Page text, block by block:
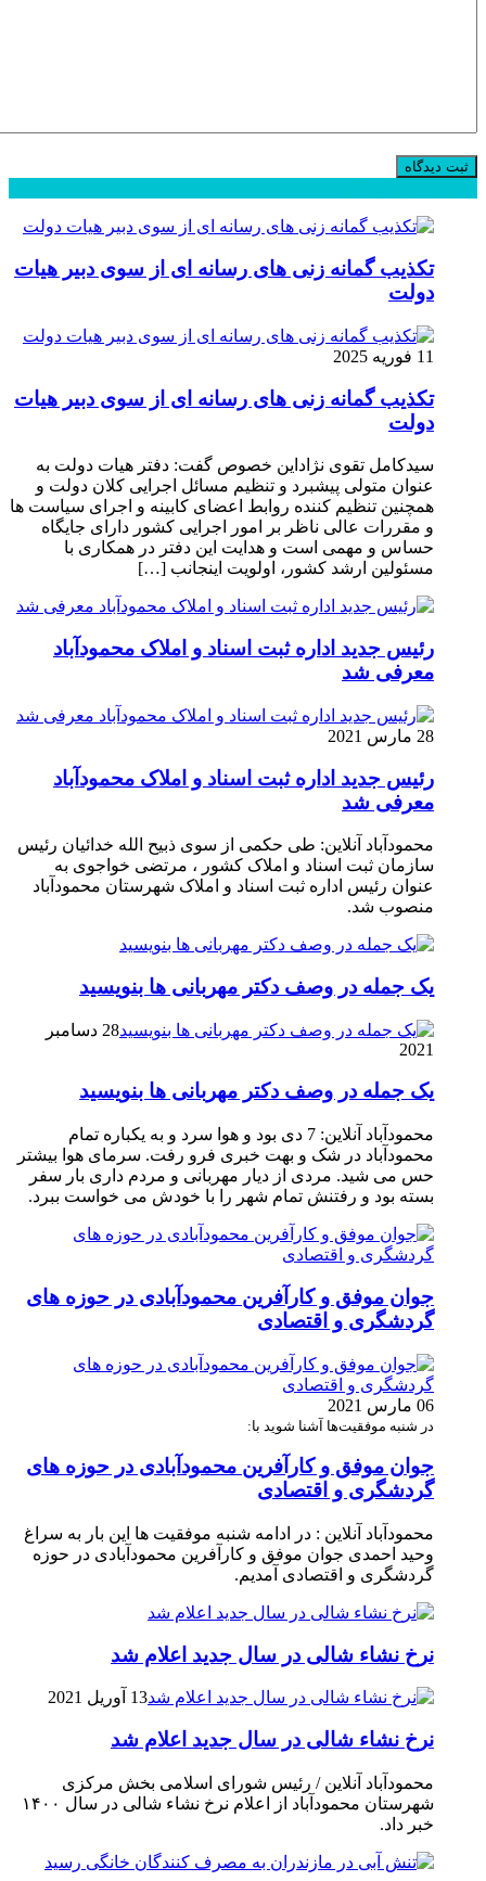
تکذیب گمانه زنی های رسانه ای از سوی دبیر هیات
دولت
11 فوریه 2025
تکذیب گمانه زنی های رسانه ای از سوی دبیر هیات
دولت
سیدکامل تقوی نژاداین خصوص گفت: دفتر هیات دولت به
عنوان متولی پیشبرد و تنظیم مسائل اجرایی کلان دولت و
همچنین تنظیم کننده روابط اعضای کابینه و اجرای سیاست ها
و مقررات عالی ناظر بر امور اجرایی کشور دارای جایگاه
حساس و مهمی است و هدایت این دفتر در همکاری با
مسئولین ارشد کشور، اولویت اینجانب […]
رئیس جدید اداره ثبت اسناد و املاک محمودآباد
معرفی شد
28 مارس 2021
رئیس جدید اداره ثبت اسناد و املاک محمودآباد
معرفی شد
محمودآباد آنلاین: طی حکمی از سوی ذبیح الله خدائیان رئیس
سازمان ثبت اسناد و املاک کشور ، مرتضی خواجوی به
عنوان رئیس اداره ثبت اسناد و املاک شهرستان محمودآباد
منصوب شد.
یک جمله در وصف دکتر مهربانی ها بنویسید
28 دسامبر
2021
یک جمله در وصف دکتر مهربانی ها بنویسید
محمودآباد آنلاین: 7 دی بود و هوا سرد و به یکباره تمام
محمودآباد در شک و بهت خبری فرو رفت. سرمای هوا بیشتر
حس می شید. مردی از دیار مهربانی و مردم داری بار سفر
بسته بود و رفتنش تمام شهر را با خودش می خواست ببرد.
جوان موفق و کارآفرین محمودآبادی در حوزه های
گردشگری و اقتصادی
06 مارس 2021
در شنبه موفقیت‌ها آشنا شوید با:
جوان موفق و کارآفرین محمودآبادی در حوزه های
گردشگری و اقتصادی
محمودآباد آنلاین : در ادامه شنبه موفقیت ها این بار به سراغ
وحید احمدی جوان موفق و کارآفرین محمودآبادی در حوزه
گردشگری و اقتصادی آمدیم.
نرخ نشاء شالی در سال جدید اعلام شد
13 آوریل 2021
نرخ نشاء شالی در سال جدید اعلام شد
محمودآباد آنلاین / رئیس شورای اسلامی بخش مرکزی
شهرستان محمودآباد از اعلام نرخ نشاء شالی در سال ۱۴۰۰
خبر داد.